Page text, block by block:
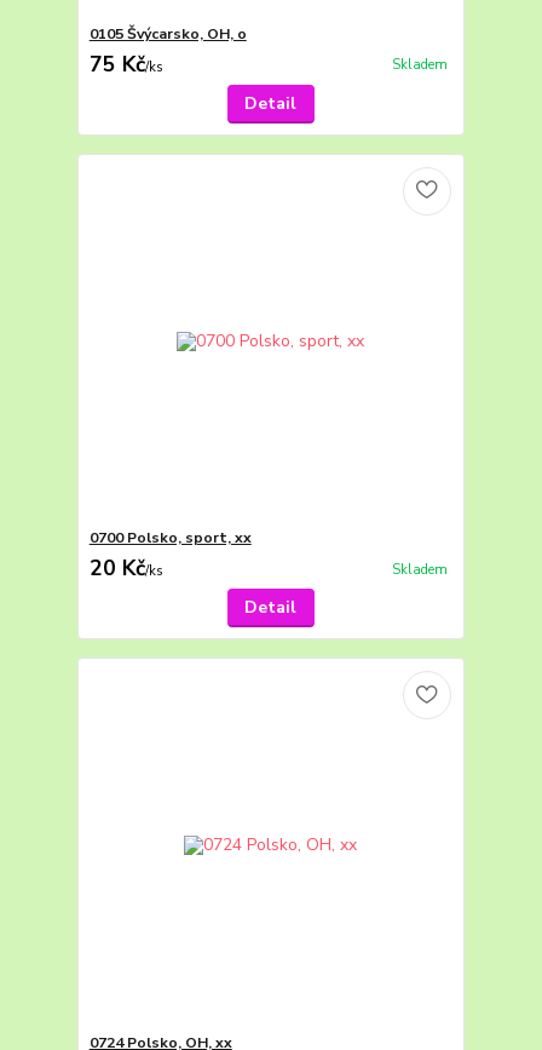
0105 Švýcarsko, OH, o
75 Kč/ks Skladem
Detail
0700 Polsko, sport, xx
20 Kč/ks Skladem
Detail
0724 Polsko, OH, xx